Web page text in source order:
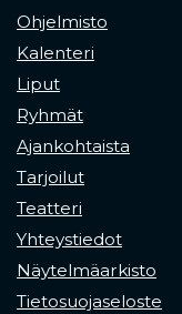
Ohjelmisto
Kalenteri
Liput
Ryhmät
Ajankohtaista
Tarjoilut
Teatteri
Yhteystiedot
Näytelmäarkisto
Tietosuojaseloste